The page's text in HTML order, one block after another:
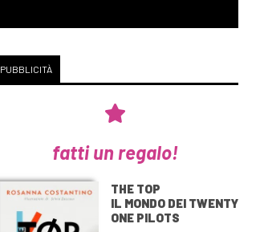
PUBBLICITÀ
fatti un regalo!
THE TOP
IL MONDO DEI TWENTY
ONE PILOTS